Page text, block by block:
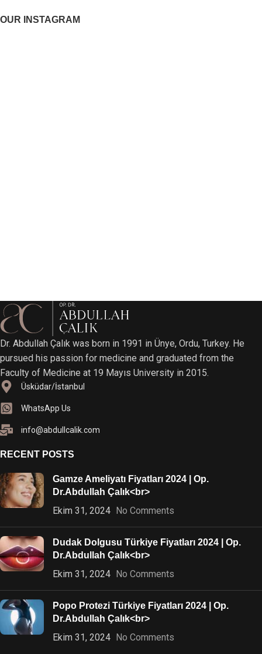
OUR INSTAGRAM
Dr. Abdullah Çalık was born in 1991 in Ünye, Ordu, Turkey. He
pursued his passion for medicine and graduated from the
Faculty of Medicine at 19 Mayıs University in 2015.
Üsküdar/İstanbul
WhatsApp Us
info@abdullcalik.com
RECENT POSTS
Gamze Ameliyatı Fiyatları 2024 | Op.
Dr.Abdullah Çalık<br>
Ekim 31, 2024 No Comments
Dudak Dolgusu Türkiye Fiyatları 2024 | Op.
Dr.Abdullah Çalık<br>
Ekim 31, 2024 No Comments
Popo Protezi Türkiye Fiyatları 2024 | Op.
Dr.Abdullah Çalık<br>
Ekim 31, 2024 No Comments